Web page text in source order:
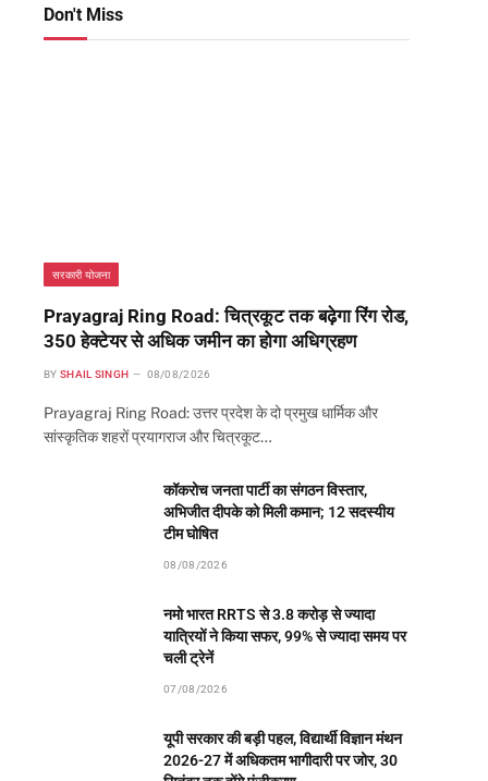
Don't Miss
सरकारी योजना
Prayagraj Ring Road: चित्रकूट तक बढ़ेगा रिंग रोड,
350 हेक्टेयर से अधिक जमीन का होगा अधिग्रहण
BY SHAIL SINGH 08/08/2026
Prayagraj Ring Road: उत्तर प्रदेश के दो प्रमुख धार्मिक और
सांस्कृतिक शहरों प्रयागराज और चित्रकूट…
कॉकरोच जनता पार्टी का संगठन विस्तार,
अभिजीत दीपके को मिली कमान; 12 सदस्यीय
टीम घोषित
08/08/2026
नमो भारत RRTS से 3.8 करोड़ से ज्यादा
यात्रियों ने किया सफर, 99% से ज्यादा समय पर
चली ट्रेनें
07/08/2026
यूपी सरकार की बड़ी पहल, विद्यार्थी विज्ञान मंथन
2026-27 में अधिकतम भागीदारी पर जोर, 30